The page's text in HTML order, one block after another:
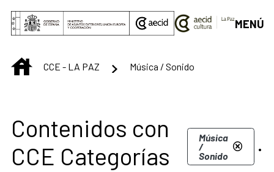
Saltar al contenido principal
MENÚ
INICIOCCE - LA PAZ Música / Sonido
Contenidos con
CCE Categorías
Música
/
Sonido .